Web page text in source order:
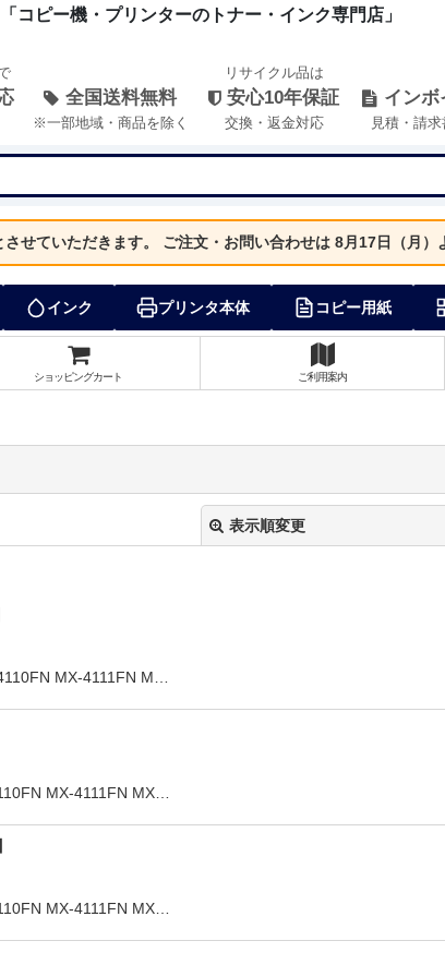
「コピー機・プリンターのトナー・インク専門店」
全国送料無料
※一部地域・商品を除く
リサイクル品は
安心10年保証
交換・返金対応
インボ
見積・請
せていただきます。 ご注文・お問い合わせは 8月17日（月
インク プリンタ本体 コピー用紙
ショッピングカート ご利用案内
表示順変更
MX-4111FN M…
MX-4111FN MX…
MX-4111FN MX…